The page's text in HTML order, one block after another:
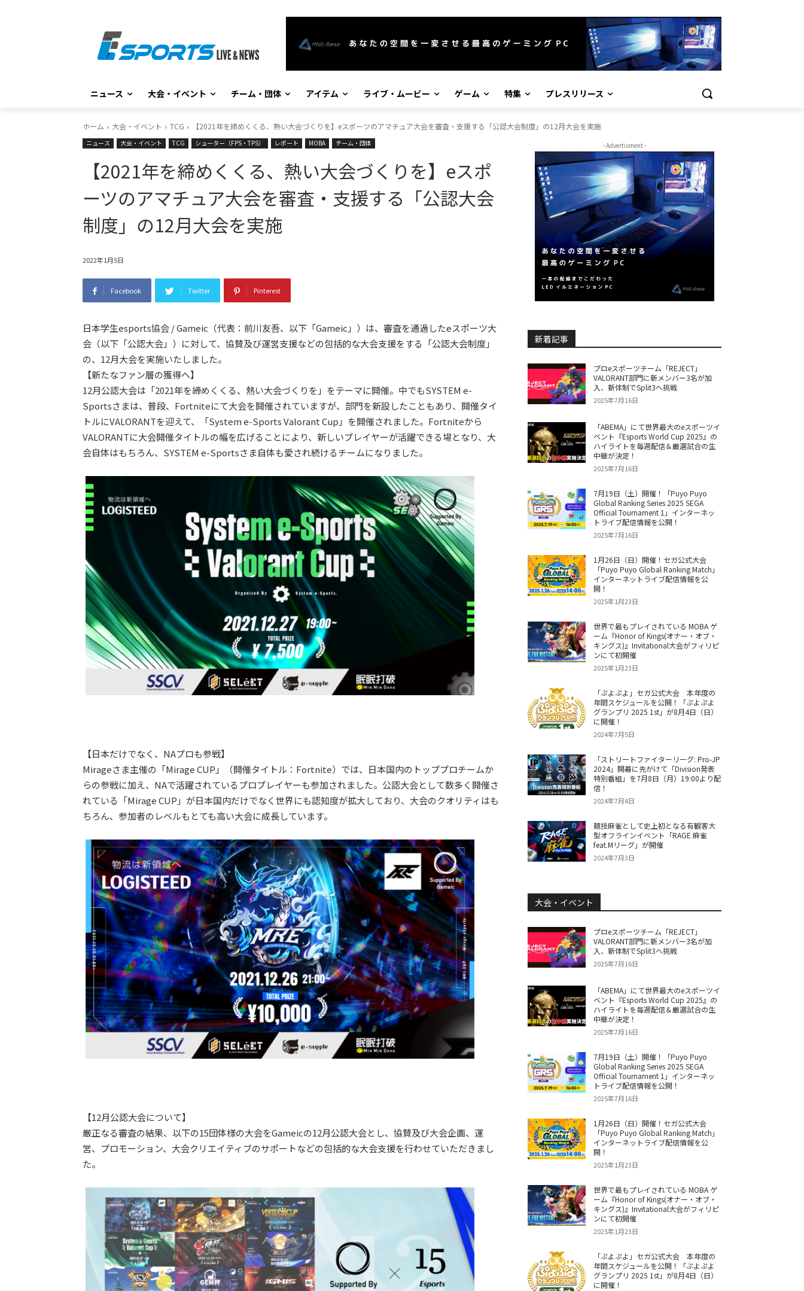
ニュース 大会・イベント チーム・団体 アイテム ライブ・ムービー ゲーム 特集 プレスリリース
ホーム 大会・イベント TCG 【2021年を締めくくる、熱い大会づくりを】eスポーツのアマチュア大会を審査・支援する「公認大会制度」の12月大会を実施
ニュース 大会・イベント TCG シューター（FPS・TPS） レポート MOBA チーム・団体
【2021年を締めくくる、熱い大会づくりを】eスポ
ーツのアマチュア大会を審査・支援する「公認大会
制度」の12月大会を実施
2022年1月5日
Facebook Twitter Pinterest
日本学生esports協会 / Gameic（代表：前川友吾、以下「Gameic」）は、審査を通過したeスポーツ大
会（以下「公認大会」）に対して、協賛及び運営支援などの包括的な大会支援をする「公認大会制度」
の、12月大会を実施いたしました。
【新たなファン層の獲得へ】
12月公認大会は「2021年を締めくくる、熱い大会づくりを」をテーマに開催。中でもSYSTEM e-
Sportsさまは、普段、Fortniteにて大会を開催されていますが、部門を新設したこともあり、開催タイ
トルにVALORANTを迎えて、「System e-Sports Valorant Cup」を開催されました。Fortniteから
VALORANTに大会開催タイトルの幅を広げることにより、新しいプレイヤーが活躍できる場となり、大
会自体はもちろん、SYSTEM e-Sportsさま自体も愛され続けるチームになりました。
【日本だけでなく、NAプロも参戦】
Mirageさま主催の「Mirage CUP」（開催タイトル：Fortnite）では、日本国内のトッププロチームか
らの参戦に加え、NAで活躍されているプロプレイヤーも参加されました。公認大会として数多く開催さ
れている「Mirage CUP」が日本国内だけでなく世界にも認知度が拡大しており、大会のクオリティはも
ちろん、参加者のレベルもとても高い大会に成長しています。
【12月公認大会について】
厳正なる審査の結果、以下の15団体様の大会をGameicの12月公認大会とし、協賛及び大会企画、運
営、プロモーション、大会クリエイティブのサポートなどの包括的な大会支援を行わせていただきまし
た。
- Advertisment -
新着記事
プロeスポーツチーム「REJECT」
VALORANT部門に新メンバー3名が加
入、新体制でSplit3へ挑戦
2025年7月16日
「ABEMA」にて世界最大のeスポーツイ
ベント『Esports World Cup 2025』の
ハイライトを毎週配信＆厳選試合の生
中継が決定！
2025年7月16日
7月19日（土）開催！「Puyo Puyo
Global Ranking Series 2025 SEGA
Official Tournament 1」インターネッ
トライブ配信情報を公開！
2025年7月16日
1月26日（日）開催！セガ公式大会
「Puyo Puyo Global Ranking Match」
インターネットライブ配信情報を公
開！
2025年1月23日
世界で最もプレイされている MOBA ゲ
ーム『Honor of Kings(オナー・オブ・
キングス)』Invitational大会がフィリピ
ンにて初開催
2025年1月23日
「ぷよぷよ」セガ公式大会 本年度の
年間スケジュールを公開！「ぷよぷよ
グランプリ 2025 1st」が8月4日（日）
に開催！
2024年7月5日
「ストリートファイターリーグ: Pro-JP
2024」開幕に先がけて「Division発表
特別番組」を7月8日（月）19:00より配
信！
2024年7月4日
競技麻雀として史上初となる有観客大
型オフラインイベント「RAGE 麻雀
feat.Mリーグ」が開催
2024年7月3日
大会・イベント
プロeスポーツチーム「REJECT」
VALORANT部門に新メンバー3名が加
入、新体制でSplit3へ挑戦
2025年7月16日
「ABEMA」にて世界最大のeスポーツイ
ベント『Esports World Cup 2025』の
ハイライトを毎週配信＆厳選試合の生
中継が決定！
2025年7月16日
7月19日（土）開催！「Puyo Puyo
Global Ranking Series 2025 SEGA
Official Tournament 1」インターネッ
トライブ配信情報を公開！
2025年7月16日
1月26日（日）開催！セガ公式大会
「Puyo Puyo Global Ranking Match」
インターネットライブ配信情報を公
開！
2025年1月23日
世界で最もプレイされている MOBA ゲ
ーム『Honor of Kings(オナー・オブ・
キングス)』Invitational大会がフィリピ
ンにて初開催
2025年1月23日
「ぷよぷよ」セガ公式大会 本年度の
年間スケジュールを公開！「ぷよぷよ
グランプリ 2025 1st」が8月4日（日）
に開催！